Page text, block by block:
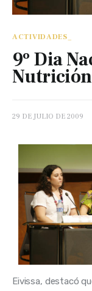
ACTIVIDADES_
9º Dia
29 DE JULIO DE 2009
Eivissa, destacó